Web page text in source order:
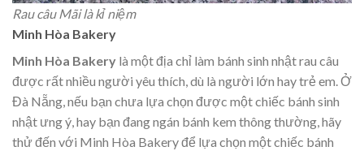
Rau câu Mãi là kỉ niệm
Minh Hòa Bakery
Minh Hòa Bakery là một địa chỉ làm bánh sinh nhật rau câu
được rất nhiều người yêu thích, dù là người lớn hay trẻ em. Ở
Đà Nẵng, nếu bạn chưa lựa chọn được một chiếc bánh sinh
nhật ưng ý, hay bạn đang ngán bánh kem thông thường, hãy
thử đến với Minh Hòa Bakery để lựa chọn một chiếc bánh